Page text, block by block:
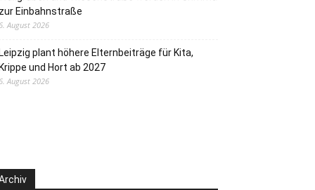
Einbahnstraße
August 2026
plant höhere Elternbeiträge für Kita,
und Hort ab 2027
August 2026